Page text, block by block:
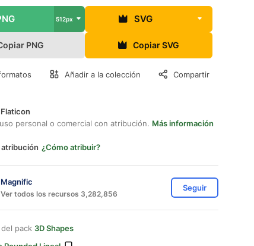
512px SVG
PNG Copiar SVG
Añadir a la colección Compartir
personal o comercial con atribución. Más información
¿Cómo atribuir?
Magnific
Ver todos los recursos 3,282,856
Seguir
pack 3D Shapes